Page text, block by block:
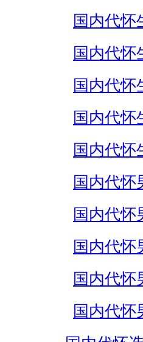
国内代怀
国内代怀
国内代怀
国内代怀
国内代怀
国内代怀
国内代怀
国内代怀
国内代怀
国内代怀